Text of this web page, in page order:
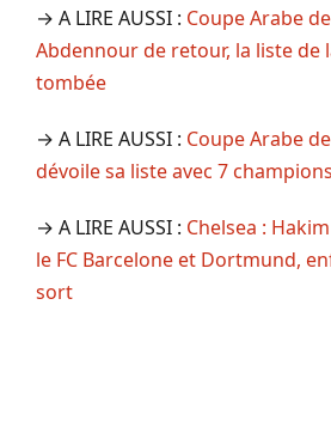
→ A LIRE AUSSI : Coupe Arabe de
Abdennour de retour, la liste de
tombée
→ A LIRE AUSSI : Coupe Arabe
dévoile sa liste avec 7
→ A LIRE AUSSI : Chelsea :
le FC Barcelone et Dortmund,
sort